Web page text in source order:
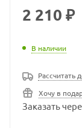
2 210 ₽
В наличии
Рассчитать
Хочу в
Заказать